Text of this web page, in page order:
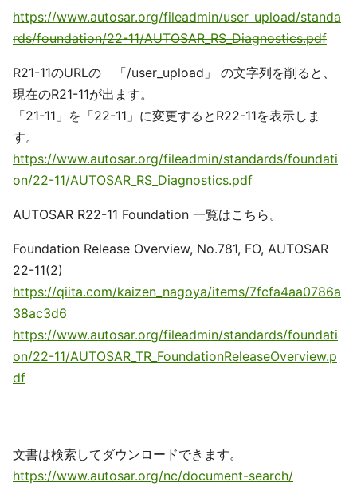
https://www.autosar.org/fileadmin/user_upload/standa
rds/foundation/22-11/AUTOSAR_RS_Diagnostics.pdf
R21-11のURLの 「/user_upload」 の文字列を削ると、
現在のR21-11が出ます。
「21-11」を「22-11」に変更するとR22-11を表示しま
す。
https://www.autosar.org/fileadmin/standards/foundati
on/22-11/AUTOSAR_RS_Diagnostics.pdf
AUTOSAR R22-11 Foundation 一覧はこちら。
Foundation Release Overview, No.781, FO, AUTOSAR
22-11(2)
https://qiita.com/kaizen_nagoya/items/7fcfa4aa0786a
38ac3d6
https://www.autosar.org/fileadmin/standards/foundati
on/22-11/AUTOSAR_TR_FoundationReleaseOverview.p
df
文書は検索してダウンロードできます。
https://www.autosar.org/nc/document-search/